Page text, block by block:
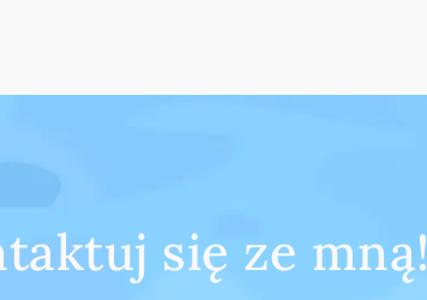
się ze mną!